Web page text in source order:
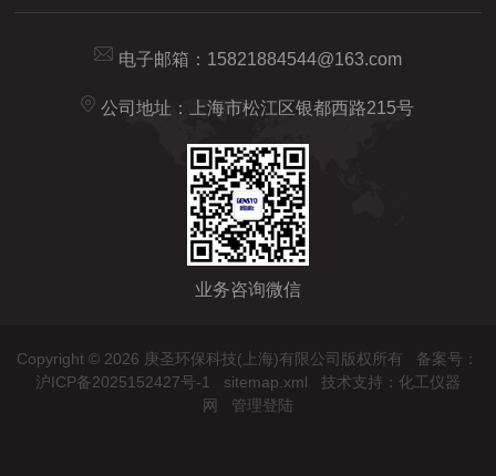
电子邮箱： 15821884544@163.com
公司地址：上海市松江区银都西路215号
业务咨询微信
Copyright © 2026 庚圣环保科技(上海)有限公司版权所有 备案号：
沪ICP备2025152427号-1
sitemap.xml 技术支持： 化工仪器
网
管理登陆